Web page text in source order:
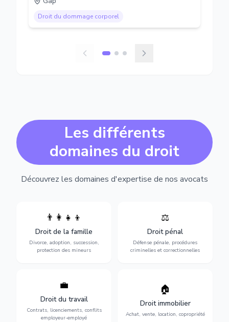
Droit du dommage corporel
Les différents
domaines du droit
Découvrez les domaines d'expertise de nos avocats
👨‍👩‍👧‍👦
Droit de la famille
Divorce, adoption, succession,
protection des mineurs
Divorce, garde d'enfants,
adoption, succession et
protection des personnes
vulnérables.
⚖️
Droit pénal
Défense pénale, procédures
criminelles et correctionnelles
Expertise en matière pénale,
vue jusqu'au procès, pour
toute affaire correctionnelle
ou criminelle.
💼
Droit du travail
Contrats, licenciements, conflits
employeur-employé
Protection de vos droits au
licenciements, harcèlement,
discrimination et conflits
avec l'employeur.
🏠
Droit immobilier
Achat, vente, location, copropriété
Sécurisation de vos projets
immobiliers : achat, vente,
location, construction et
gestion de copropriété.